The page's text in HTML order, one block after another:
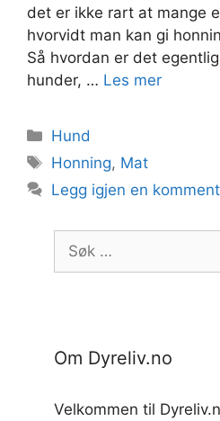
det er ikke rart at mange
hvorvidt man kan gi
Så hvordan er det
hunder, … Les mer
Kategorier
Hund
Stikkord
Honning, Mat
Legg igjen en
etter:
Om Dyreliv.no
Velkommen til